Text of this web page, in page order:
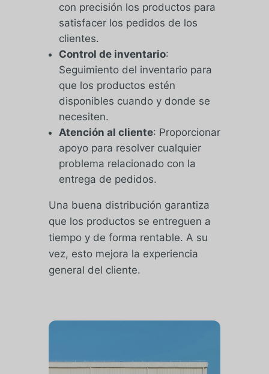
con precisión los productos para
satisfacer los pedidos de los
clientes.
Control de inventario:
Seguimiento del inventario para
que los productos estén
disponibles cuando y donde se
necesiten.
Atención al cliente: Proporcionar
apoyo para resolver cualquier
problema relacionado con la
entrega de pedidos.
Una buena distribución garantiza
que los productos se entreguen a
tiempo y de forma rentable. A su
vez, esto mejora la experiencia
general del cliente.